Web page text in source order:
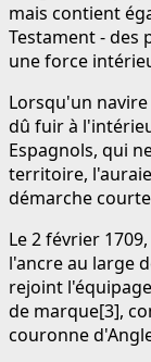
mais contient
Testament - des
une force
Lorsqu'un
dû fuir à
Espagnols, qui
territoire,
démarche
Le 2 février
l'ancre au large
rejoint
de marque[3],
couronne